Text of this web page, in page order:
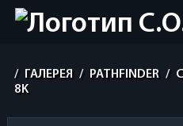
/ ГАЛЕРЕЯ / PATHFINDER /
8K